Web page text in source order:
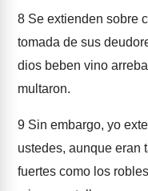
8 Se extienden sobre
tomada de sus
dios beben vino
multaron.
9 Sin embargo, yo
ustedes, aunque eran
fuertes como los